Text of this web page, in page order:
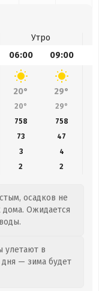
Утро
06:00 09:00
20° 29°
20° 29°
758 758
73 47
3
4
2 2
осадков не
дома. Ожидается
улетают в
дня — зима будет